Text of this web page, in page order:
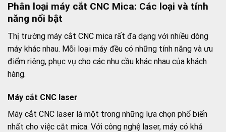
Phân loại máy cắt CNC Mica: Các loại và tính
năng nổi bật
Thị trường máy cắt CNC mica rất đa dạng với nhiều dòng
máy khác nhau. Mỗi loại máy đều có những tính năng và ưu
điểm riêng, phục vụ cho các nhu cầu khác nhau của khách
hàng.
Máy cắt CNC laser
Máy cắt CNC laser là một trong những lựa chọn phổ biến
nhất cho việc cắt mica. Với công nghệ laser, máy có khả